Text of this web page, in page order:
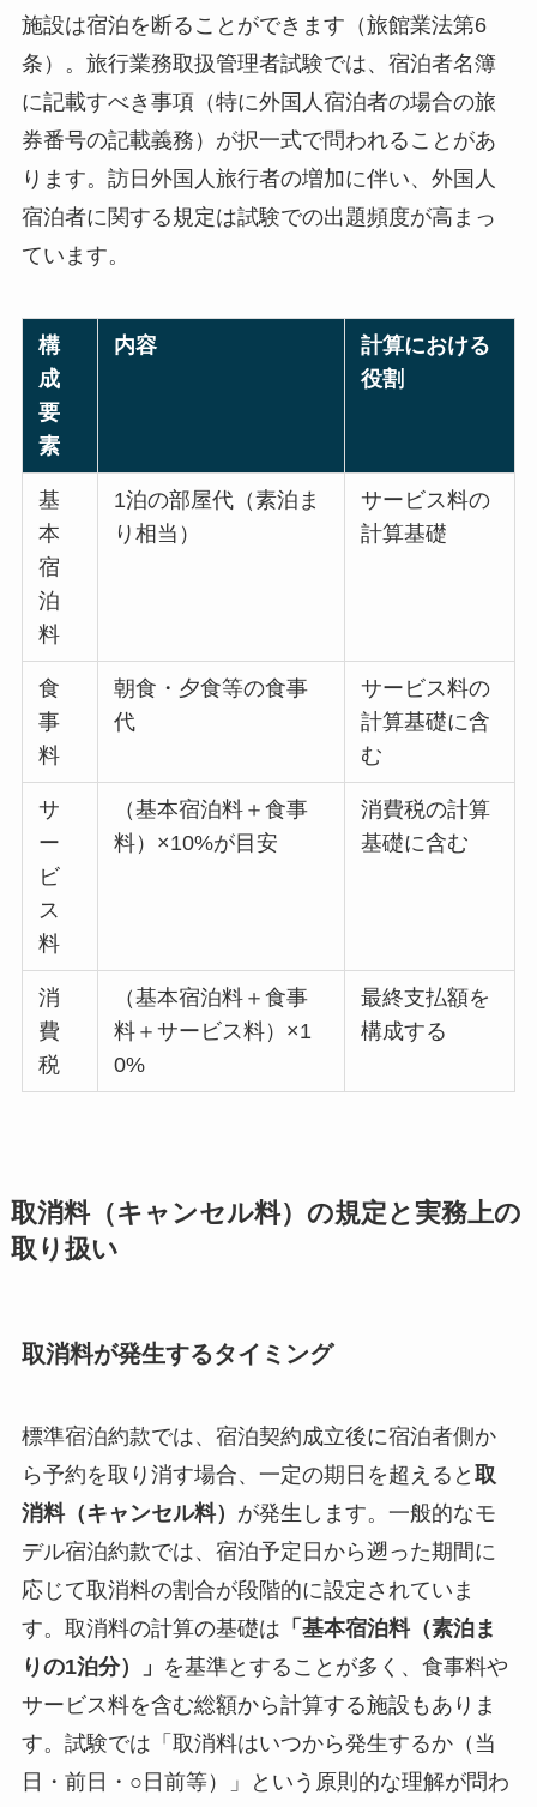
施設は宿泊を断ることができます（旅館業法第6
条）。旅行業務取扱管理者試験では、宿泊者名簿
に記載すべき事項（特に外国人宿泊者の場合の旅
券番号の記載義務）が択一式で問われることがあ
ります。訪日外国人旅行者の増加に伴い、外国人
宿泊者に関する規定は試験での出題頻度が高まっ
ています。
構
成
要
素
内容
計算における
役割
基
本
宿
泊
料
1泊の部屋代（素泊ま
り相当）
サービス料の
計算基礎
食
事
料
朝食・夕食等の食事
代
サービス料の
計算基礎に含
む
サ
ー
ビ
ス
料
（基本宿泊料＋食事
料）×10%が目安
消費税の計算
基礎に含む
消
費
税
（基本宿泊料＋食事
料＋サービス料）×1
0%
最終支払額を
構成する
取消料（キャンセル料）の規定と実務上の
取り扱い
取消料が発生するタイミング
標準宿泊約款では、宿泊契約成立後に宿泊者側か
ら予約を取り消す場合、一定の期日を超えると 取
消料（キャンセル料） が発生します。一般的なモ
デル宿泊約款では、宿泊予定日から遡った期間に
応じて取消料の割合が段階的に設定されていま
す。取消料の計算の基礎は 「基本宿泊料（素泊ま
りの1泊分）」 を基準とすることが多く、食事料や
サービス料を含む総額から計算する施設もありま
す。試験では「取消料はいつから発生するか（当
日・前日・○日前等）」という原則的な理解が問わ